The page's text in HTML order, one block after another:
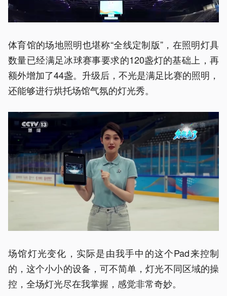
体育馆的场地照明也堪称“全线定制版”，在照明灯具
数量已经满足冰球赛事要求的120盏灯的基础上，再
额外增加了44盏。升级后，不光是满足比赛的照明，
还能够进行烘托场馆气氛的灯光秀。
场馆灯光变化，实际是由我手中的这个Pad来控制
的，这个小小的设备，可不简单，灯光不同区域的操
控，全场灯光尽在我掌握，感觉非常奇妙。